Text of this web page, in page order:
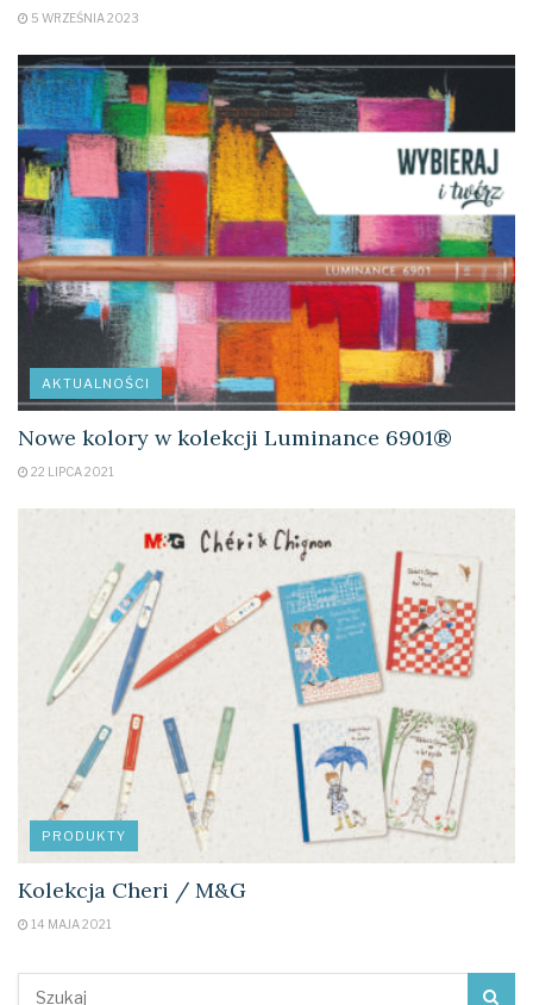
5 WRZEŚNIA 2023
AKTUALNOŚCI
Nowe kolory w kolekcji Luminance 6901®
22 LIPCA 2021
PRODUKTY
Kolekcja Cheri / M&G
14 MAJA 2021